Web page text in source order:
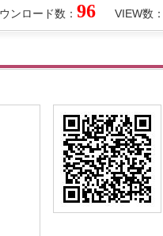
VIEW数：
ンロード数： 96